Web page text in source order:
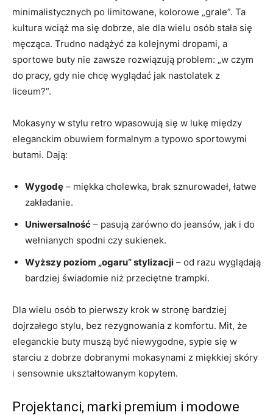
minimalistycznych po limitowane, kolorowe „grale”. Ta
kultura wciąż ma się dobrze, ale dla wielu osób stała się
męcząca. Trudno nadążyć za kolejnymi dropami, a
sportowe buty nie zawsze rozwiązują problem: „w czym
do pracy, gdy nie chcę wyglądać jak nastolatek z
liceum?”.
Mokasyny w stylu retro wpasowują się w lukę między
eleganckim obuwiem formalnym a typowo sportowymi
butami. Dają:
Wygodę – miękka cholewka, brak sznurowadeł, łatwe
zakładanie.
Uniwersalność – pasują zarówno do jeansów, jak i do
wełnianych spodni czy sukienek.
Wyższy poziom „ogaru” stylizacji – od razu wyglądają
bardziej świadomie niż przeciętne trampki.
Dla wielu osób to pierwszy krok w stronę bardziej
dojrzałego stylu, bez rezygnowania z komfortu. Mit, że
eleganckie buty muszą być niewygodne, sypie się w
starciu z dobrze dobranymi mokasynami z miękkiej skóry
i sensownie ukształtowanym kopytem.
Projektanci, marki premium i modowe